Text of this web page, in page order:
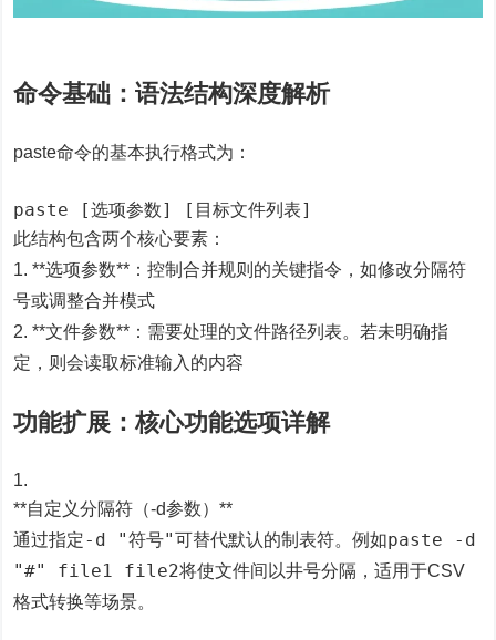
命令基础：语法结构深度解析
paste命令的基本执行格式为：
paste [选项参数] [目标文件列表]
此结构包含两个核心要素：
1. **选项参数**：控制合并规则的关键指令，如修改分隔符
号或调整合并模式
2. **文件参数**：需要处理的文件路径列表。若未明确指
定，则会读取标准输入的内容
功能扩展：核心功能选项详解
**自定义分隔符（-d参数）**
通过指定-d "符号"可替代默认的制表符。例如paste -d
"#" file1 file2将使文件间以井号分隔，适用于CSV
格式转换等场景。